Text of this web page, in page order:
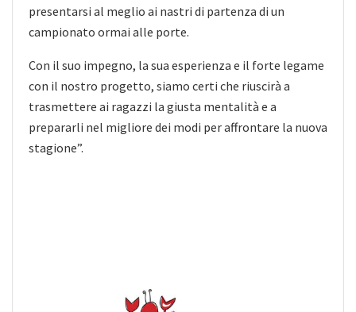
presentarsi al meglio ai nastri di partenza di un
campionato ormai alle porte.
Con il suo impegno, la sua esperienza e il forte legame
con il nostro progetto, siamo certi che riuscirà a
trasmettere ai ragazzi la giusta mentalità e a
prepararli nel migliore dei modi per affrontare la nuova
stagione”.